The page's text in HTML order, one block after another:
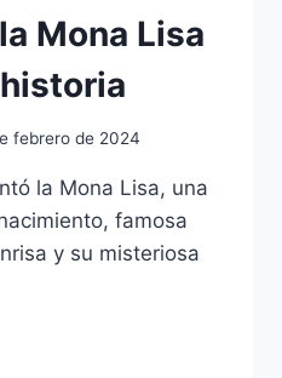
Mona Lisa
febrero de 2024
la Mona Lisa, una
famosa
y su misteriosa